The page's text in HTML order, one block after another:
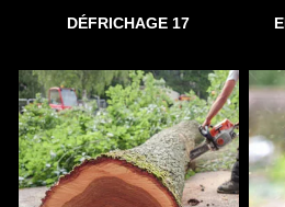
DÉFRICHAGE 17